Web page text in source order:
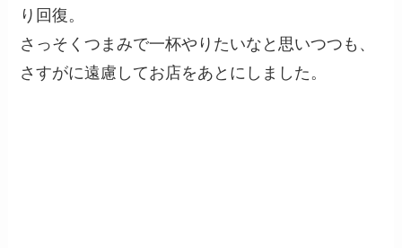
り回復。
さっそくつまみで一杯やりたいなと思いつつも、
さすがに遠慮してお店をあとにしました。